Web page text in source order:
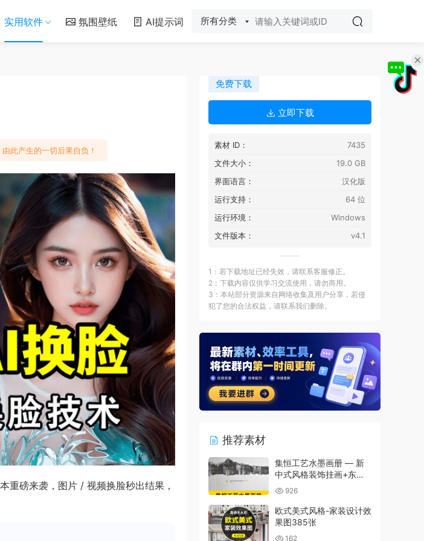
实用软件 氛围壁纸 AI提示词 所有分类
此产生的一切后果自负！
磅来袭，图片 / 视频换脸秒出结果，
免费下载
立即下载
素材 ID：
7435
文件大小：
19.0 GB
界面语言：
汉化版
运行支持：
64 位
运行环境：
Windows
文件版本：
v4.1
1：若下载地址已经失效，请联系客服修正。
2：下载内容仅供学习交流使用，请勿商用。
3：本站部分资源来自网络收集及用户分享，若侵
犯了您的合法权益，请联系我们删除。
推荐素材
集恒工艺水墨画册 — 新
中式风格装饰挂画+东方
元素926
欧式美式风格-家装设计效
果图385张
162